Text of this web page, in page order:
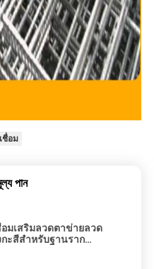
ชื่อม
পান
อมเสริมลวดตาข่ายลวด
ะสีสำหรับฐานราก